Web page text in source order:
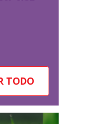
TODO